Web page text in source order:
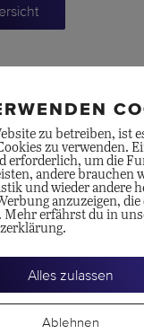
zu betreiben, ist
zu verwenden.
erforderlich, um die
andere brauchen
und wieder andere
anzuzeigen, die
Mehr erfährst du in
Alles zulassen
Ablehnen